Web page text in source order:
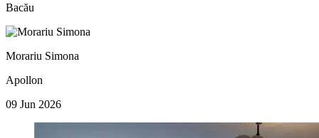
Bacău
Morariu Simona
Apollon
09 Jun 2026